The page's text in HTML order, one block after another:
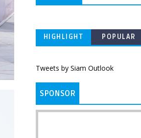
HIGHLIGHT POPULAR
Tweets by Siam Outlook
SPONSOR